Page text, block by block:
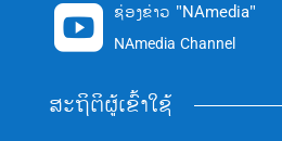
 ຊ່ອງຂ່າວ "NAmedia"
NAmedia Channel
ສະຖິຕິຜູ້ເຂົ້າໃຊ້